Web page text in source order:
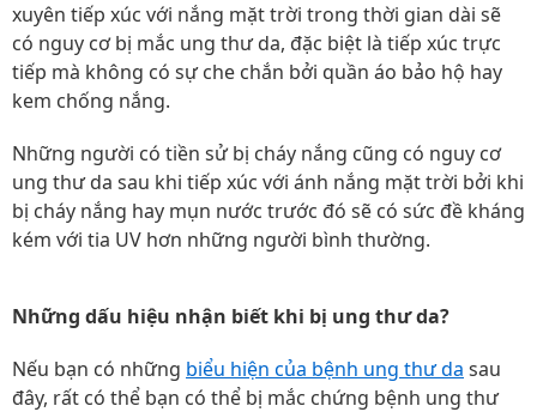
xuyên tiếp xúc với nắng mặt trời trong thời gian dài sẽ
có nguy cơ bị mắc ung thư da, đặc biệt là tiếp xúc trực
tiếp mà không có sự che chắn bởi quần áo bảo hộ hay
kem chống nắng.
Những người có tiền sử bị cháy nắng cũng có nguy cơ
ung thư da sau khi tiếp xúc với ánh nắng mặt trời bởi khi
bị cháy nắng hay mụn nước trước đó sẽ có sức đề kháng
kém với tia UV hơn những người bình thường.
Những dấu hiệu nhận biết khi bị ung thư da?
Nếu bạn có những biểu hiện của bệnh ung thư da sau
đây, rất có thể bạn có thể bị mắc chứng bệnh ung thư